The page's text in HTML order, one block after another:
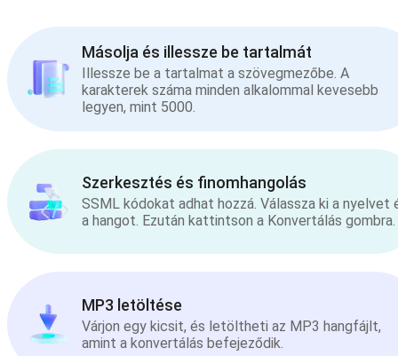
Másolja és illessze be tartalmát
Illessze be a tartalmat a szövegmezőbe. A
karakterek száma minden alkalommal kevesebb
legyen, mint 5000.
Szerkesztés és finomhangolás
SSML kódokat adhat hozzá. Válassza ki a nyelvet
a hangot. Ezután kattintson a Konvertálás gombra.
MP3 letöltése
Várjon egy kicsit, és letöltheti az MP3 hangfájlt,
amint a konvertálás befejeződik.